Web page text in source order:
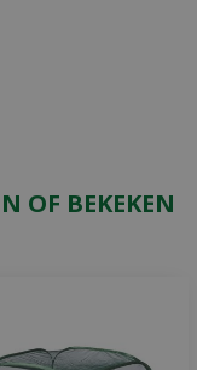
OF BEKEKEN